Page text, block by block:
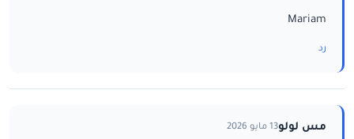
Mariam
رد
مس لولو13 مايو 2026